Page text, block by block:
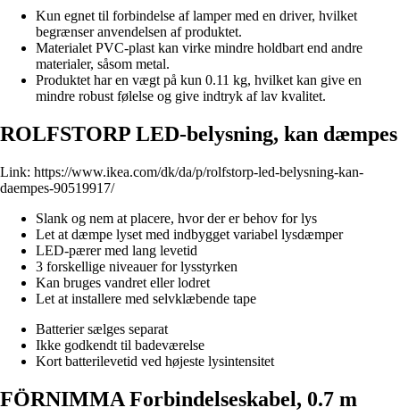
Kun egnet til forbindelse af lamper med en driver, hvilket
begrænser anvendelsen af produktet.
Materialet PVC-plast kan virke mindre holdbart end andre
materialer, såsom metal.
Produktet har en vægt på kun 0.11 kg, hvilket kan give en
mindre robust følelse og give indtryk af lav kvalitet.
ROLFSTORP LED-belysning, kan dæmpes
Link: https://www.ikea.com/dk/da/p/rolfstorp-led-belysning-kan-
daempes-90519917/
Slank og nem at placere, hvor der er behov for lys
Let at dæmpe lyset med indbygget variabel lysdæmper
LED-pærer med lang levetid
3 forskellige niveauer for lysstyrken
Kan bruges vandret eller lodret
Let at installere med selvklæbende tape
Batterier sælges separat
Ikke godkendt til badeværelse
Kort batterilevetid ved højeste lysintensitet
FÖRNIMMA Forbindelseskabel, 0.7 m